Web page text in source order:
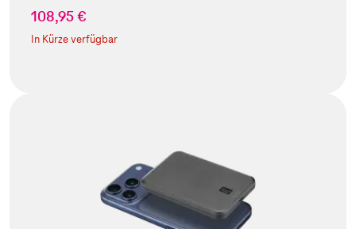
108,95 €
In Kürze verfügbar